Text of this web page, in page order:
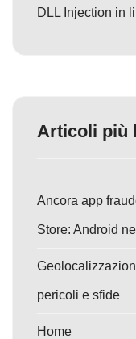
DLL Injection in
Articoli più
Ancora app
Store: Android
pericoli e sfide
Home